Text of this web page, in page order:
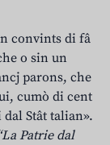
convints di fâ
o sin un
parons, che
cumò di cent
Stât talian».
Patrie dal